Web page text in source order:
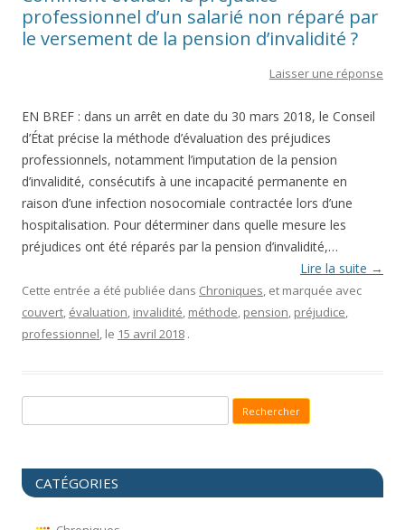
professionnel d’un salarié non réparé par
le versement de la pension d’invalidité ?
Laisser une réponse
EN BREF : dans un arrêt en date du 30 mars 2018, le Conseil
d’État précise la méthode d’évaluation des préjudices
professionnels, notamment l’imputation de la pension
d’invalidité, consécutifs à une incapacité permanente en
raison d’une infection nosocomiale contractée lors d’une
hospitalisation. Pour déterminer dans quelle mesure les
préjudices ont été réparés par la pension d’invalidité,…
Lire la suite →
Cette entrée a été publiée dans Chroniques, et marquée avec
couvert, évaluation, invalidité, méthode, pension, préjudice,
professionnel, le 15 avril 2018 .
CATÉGORIES